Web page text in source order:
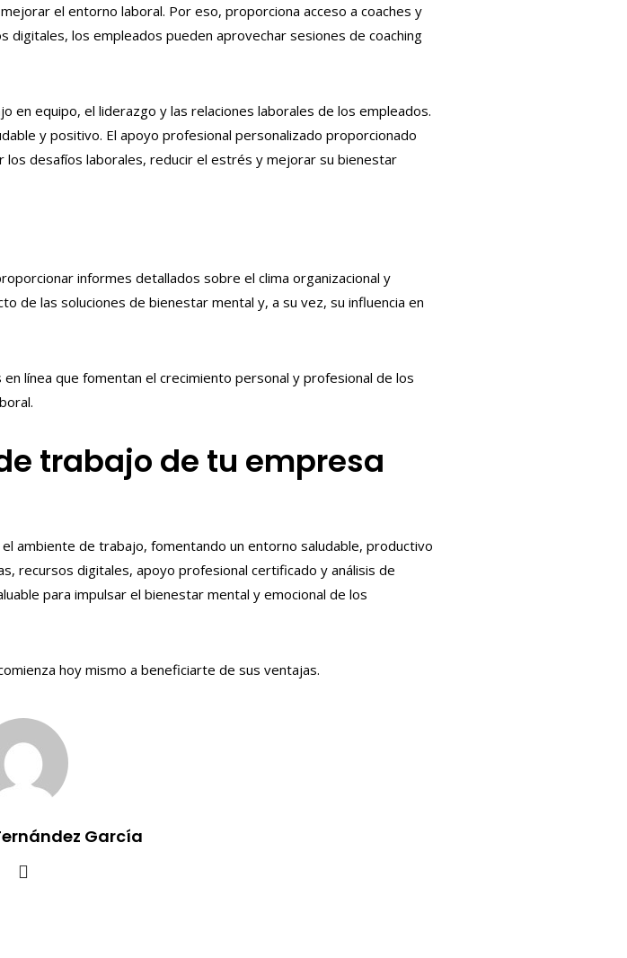
el entorno laboral. Por eso, proporciona acceso a coaches y
los empleados pueden aprovechar sesiones de coaching
en equipo, el liderazgo y las relaciones laborales de los empleados.
y positivo. El apoyo profesional personalizado proporcionado
desafíos laborales, reducir el estrés y mejorar su bienestar
informes detallados sobre el clima organizacional y
de las soluciones de bienestar mental y, a su vez, su influencia en
línea que fomentan el crecimiento personal y profesional de los
trabajo de tu empresa
ambiente de trabajo, fomentando un entorno saludable, productivo
recursos digitales, apoyo profesional certificado y análisis de
para impulsar el bienestar mental y emocional de los
hoy mismo a beneficiarte de sus ventajas.
García